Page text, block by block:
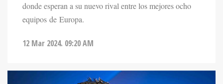
donde esperan a su nuevo rival entre los mejores ocho
equipos de Europa.
12 Mar 2024. 09:20 AM